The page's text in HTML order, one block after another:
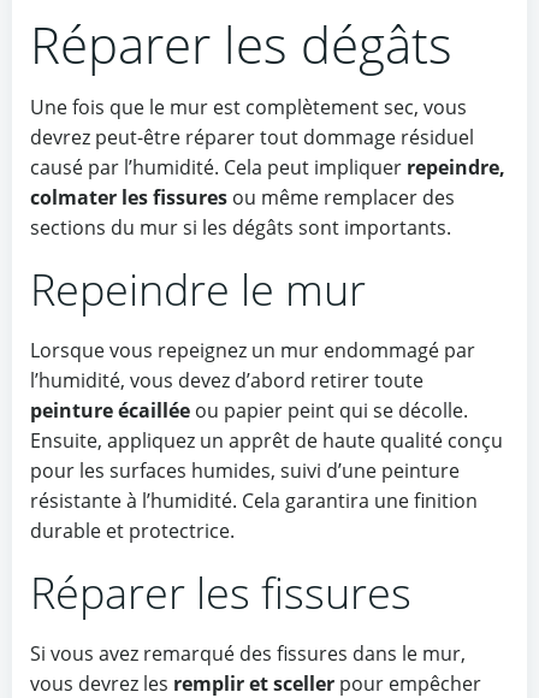
Réparer les dégâts
Une fois que le mur est complètement sec, vous
devrez peut-être réparer tout dommage résiduel
causé par l’humidité. Cela peut impliquer repeindre,
colmater les fissures ou même remplacer des
sections du mur si les dégâts sont importants.
Repeindre le mur
Lorsque vous repeignez un mur endommagé par
l’humidité, vous devez d’abord retirer toute
peinture écaillée ou papier peint qui se décolle.
Ensuite, appliquez un apprêt de haute qualité conçu
pour les surfaces humides, suivi d’une peinture
résistante à l’humidité. Cela garantira une finition
durable et protectrice.
Réparer les fissures
Si vous avez remarqué des fissures dans le mur,
vous devrez les remplir et sceller pour empêcher